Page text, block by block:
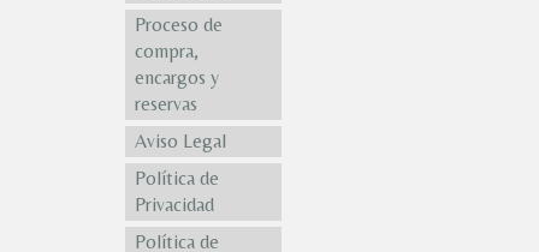
Proceso de
compra,
encargos y
reservas
Aviso Legal
Política de
Privacidad
Política de